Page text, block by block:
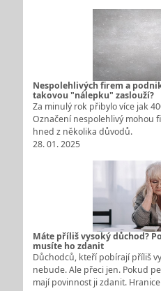
Nespolehlivých firem a
takovou "nálepku" zaslouží?
Za minulý rok přibylo více jak
Označení nespolehlivý mohou
hned z několika důvodů.
28. 01. 2025
Máte příliš vysoký důchod?
musíte ho zdanit
Důchodců, kteří pobírají příliš
nebude. Ale přeci jen. Pokud
mají povinnost ji zdanit.